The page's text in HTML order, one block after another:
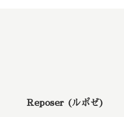
Reposer (ルポゼ)